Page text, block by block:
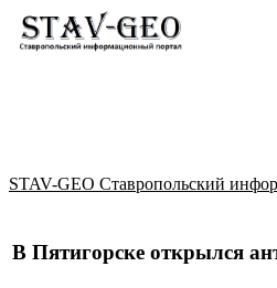
STAV-GEO Ставропольский
В Пятигорске открылся